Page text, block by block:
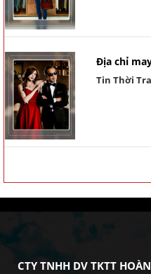
Địa chỉ
Tin Thời
CTY TNHH DV TKTT